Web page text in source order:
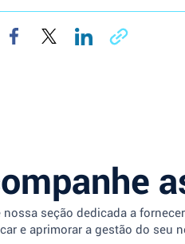
nossa seção dedicada a
e aprimorar a gestão do seu